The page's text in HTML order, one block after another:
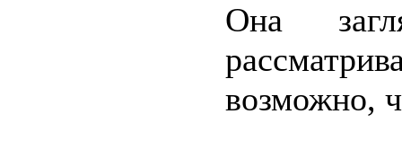
Она
возможно,